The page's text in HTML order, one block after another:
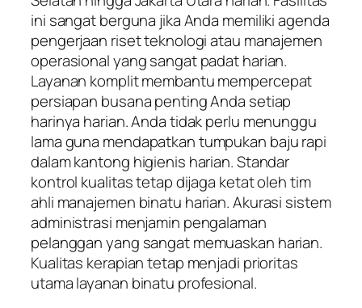
ini sangat berguna jika Anda memiliki agenda
pengerjaan riset teknologi atau manajemen
operasional yang sangat padat harian.
Layanan komplit membantu mempercepat
persiapan busana penting Anda setiap
harinya harian. Anda tidak perlu menunggu
lama guna mendapatkan tumpukan baju rapi
dalam kantong higienis harian. Standar
kontrol kualitas tetap dijaga ketat oleh tim
ahli manajemen binatu harian. Akurasi sistem
administrasi menjamin pengalaman
pelanggan yang sangat memuaskan harian.
Kualitas kerapian tetap menjadi prioritas
utama layanan binatu profesional.